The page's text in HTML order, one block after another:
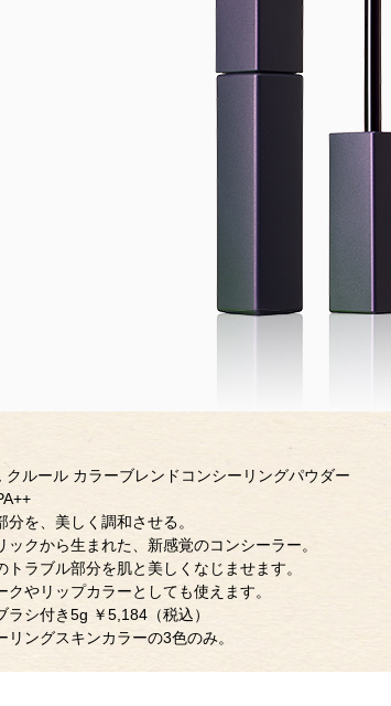
クルール カラーブレンドコンシーリングパウダー
分を、美しく調和させる。
ックから生まれた、新感覚のコンシーラー。
トラブル部分を肌と美しくなじませます。
クやリップカラーとしても使えます。
ラシ付き5g ￥5,184（税込）
ングスキンカラーの3色のみ。